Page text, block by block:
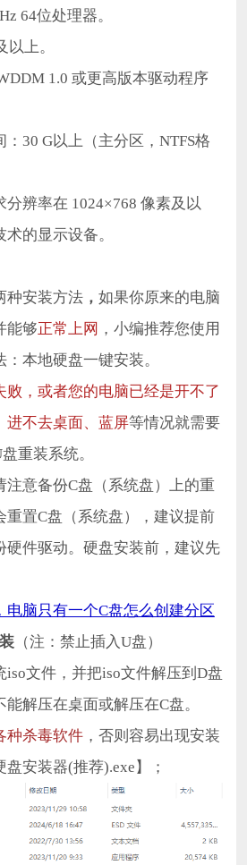
64位处理器。
上。
1.0 或更高版本驱动程序
30 G以上（主分区，NTFS格
辨率在 1024×768 像素及以
的显示设备。
种安装方法， 如果你原来的电脑
能够 正常上网 ，小编推荐您使用
本地硬盘一键安装。
败，或者您的电脑已经是开不了
进不去桌面、蓝屏等情况就需要
重装系统。
意备份C盘（系统盘）上的重
重置C盘（系统盘），建议提前
硬件驱动。硬盘安装前，建议先
电脑只有一个C盘怎么创建分区
（注：禁止插入U盘）
文件，并把iso文件解压到D盘
解压在桌面或解压在C盘。
杀毒软件，否则容易出现安装
安装器(推荐).exe】；